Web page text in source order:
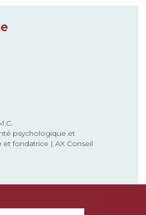
psychologique et
et fondatrice | AX Conseil